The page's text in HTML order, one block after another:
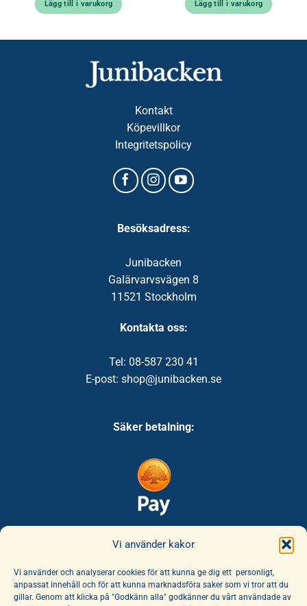
Vi använder kakor
Vi använder och analyserar cookies för att kunna ge dig ett personligt,
anpassat innehåll och för att kunna marknadsföra saker som vi tror att du
gillar. Genom att klicka på "Godkänn alla" godkänner du vårt användade av
Lägg till i varukorg Lägg till i varukorg
Kontakt
Köpevillkor
Integritetspolicy
Besöksadress:
Junibacken
Galärvarvsvägen 8
11521 Stockholm
Kontakta oss:
Tel: 08-587 230 41
E-post: shop@junibacken.se
Säker betalning:
Säker leverans: